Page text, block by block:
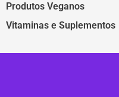
Produtos Veganos
Vitaminas e Suplementos